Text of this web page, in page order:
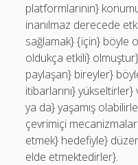
platformlarının}
inanılmaz derecede
sağlamak} {için} böyle
oldukça etkili}
paylaşan} bireyler}
itibarlarını}
ya da} yaşamış
çevrimiçi
etmek} hedefiyle}
elde etmektedirler}.